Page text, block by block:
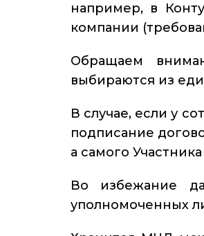
например, в
компании
Обращаем
выбираются из
В случае, если у
подписание
а самого
Во избежание
уполномоченных